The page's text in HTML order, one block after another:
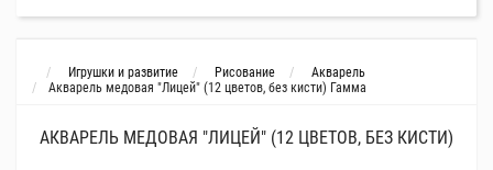
Игрушки и развитие Рисование
Акварель
Акварель медовая "Лицей" (12 цветов, без кисти) Гамма
АКВАРЕЛЬ МЕДОВАЯ "ЛИЦЕЙ" (12 ЦВЕТОВ, БЕЗ КИСТИ)